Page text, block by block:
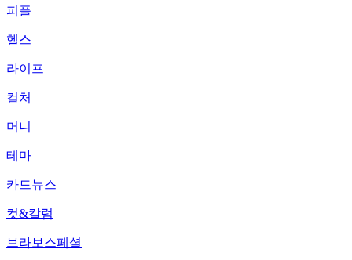
피플
헬스
라이프
컬처
머니
테마
카드뉴스
컷&칼럼
브라보스페셜